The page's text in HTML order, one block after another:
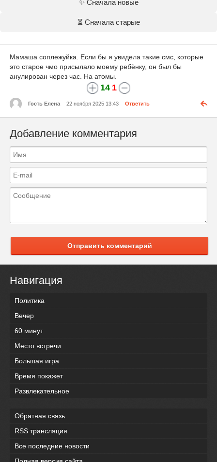
✨ Сначала новые
⏳ Сначала старые
Мамаша соплежуйка. Если бы я увидела такие смс, которые
это старое чмо присылало моему ребёнку, он был бы
анулирован через час. На атомы.
14 1
Гость Елена 22 ноября 2025 13:43 Ответить
Добавление комментария
Отправить комментарий
Навигация
Политика
Вечер
60 минут
Место встречи
Большая игра
Время покажет
Развлекательное
Обратная связь
RSS трансляция
Все последние новости